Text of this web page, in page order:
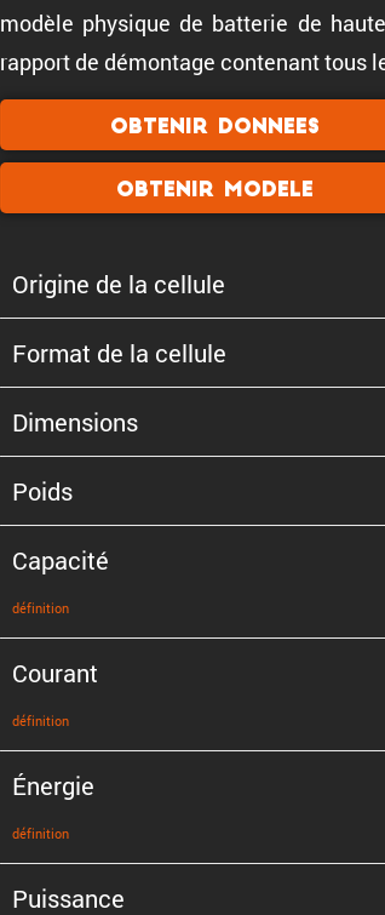
modèle physique de batterie de
rapport de démontage contenant tous
Obtenir donnees
Obtenir modele
Origine de la cellule
Format de la cellule
Dimen­sions
Poids
Capacité
défini­tion
Courant
défini­tion
Énergie
défini­tion
Puissance